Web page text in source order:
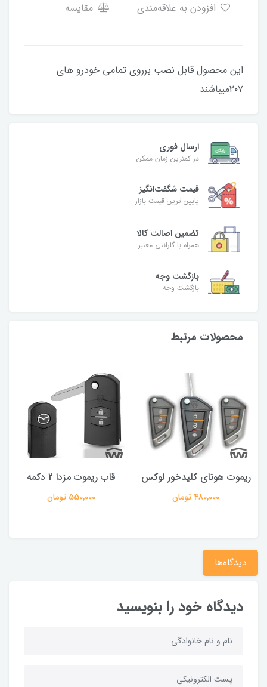
مقایسه
این محصول قابل نصب برروی تمامی خودرو های
۲۰۷میباشند
ارسال فوری
در کمترین زمان ممکن
قیمت شگفت‌انگیز
پایین ترین قیمت بازار
تضمین اصالت کالا
همراه با گارانتی معتبر
بازگشت وجه
بازگشت وجه
محصولات مرتبط
ریموت هوتای کلیدخور لوکس
480,000 تومان
قاب ریموت مزدا 2 دکمه
550,000 تومان
دیدگاه‌ها
دیدگاه خود را بنویسید